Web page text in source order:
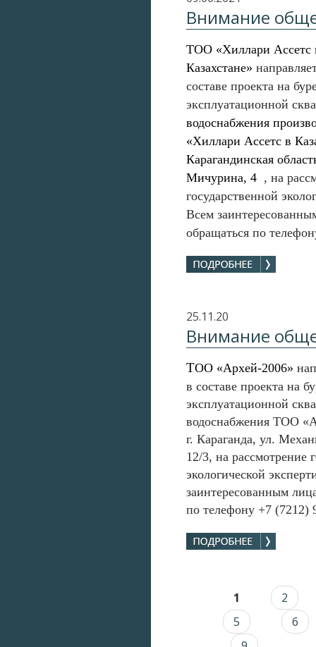
Внимание
ТОО «Хиллари Ассетс
Казахстане»
составе проекта на
эксплуатационной
водоснабжения
«Хиллари Ассетс в
Карагандинская
Мичурина, 4 , на
государственной
Всем
обращаться по
25.11.20
Внимание
ТОО «Архей-2006»
в составе проекта на
эксплуатационной
водоснабжения ТОО
г. Караганда, ул.
12/3, на рассмотрение
экологической э
заинтересованным
по телефону +7 (7212)
Страницы
1
2
5
6